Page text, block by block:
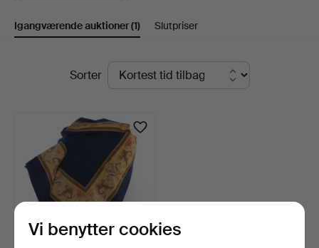
hos
Auktionsbyrå
Igangværende auktioner(1) Slutpriser
Igangværende
Sorter
Vi benytter cookies